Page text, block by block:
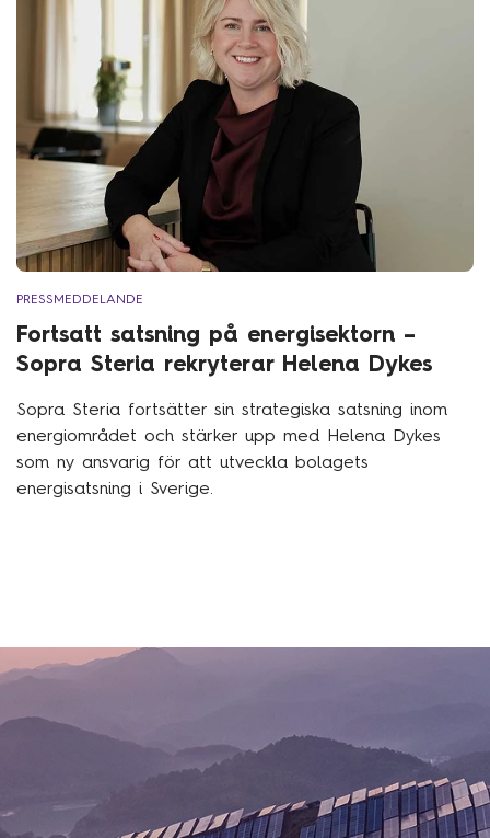
PRESSMEDDELANDE
Fortsatt satsning på energisektorn –
Sopra Steria rekryterar Helena Dykes
Sopra Steria fortsätter sin strategiska satsning inom
energiområdet och stärker upp med Helena Dykes
som ny ansvarig för att utveckla bolagets
energisatsning i Sverige.